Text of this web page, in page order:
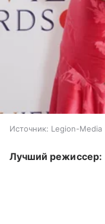
Источник: Legion-Media
Лучший режиссер: